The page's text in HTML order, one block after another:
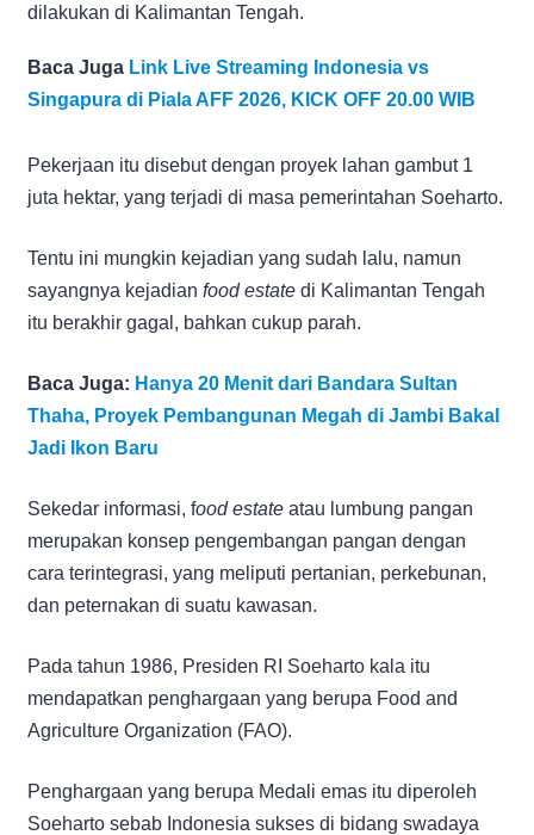
dilakukan di Kalimantan Tengah.
Baca Juga Link Live Streaming Indonesia vs
Singapura di Piala AFF 2026, KICK OFF 20.00 WIB
Pekerjaan itu disebut dengan proyek lahan gambut 1
juta hektar, yang terjadi di masa pemerintahan Soeharto.
Tentu ini mungkin kejadian yang sudah lalu, namun
sayangnya kejadian food estate di Kalimantan Tengah
itu berakhir gagal, bahkan cukup parah.
Baca Juga: Hanya 20 Menit dari Bandara Sultan
Thaha, Proyek Pembangunan Megah di Jambi Bakal
Jadi Ikon Baru
Sekedar informasi, food estate atau lumbung pangan
merupakan konsep pengembangan pangan dengan
cara terintegrasi, yang meliputi pertanian, perkebunan,
dan peternakan di suatu kawasan.
Pada tahun 1986, Presiden RI Soeharto kala itu
mendapatkan penghargaan yang berupa Food and
Agriculture Organization (FAO).
Penghargaan yang berupa Medali emas itu diperoleh
Soeharto sebab Indonesia sukses di bidang swadaya